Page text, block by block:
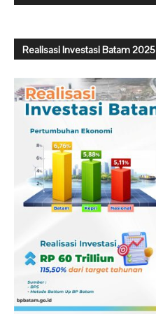
Realisasi Investasi Batam 2025